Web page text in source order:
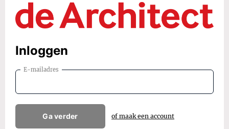
Inloggen
E-mailadres
Ga verder of maak een account